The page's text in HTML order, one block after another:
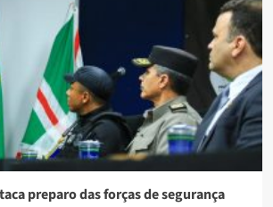
preparo das forças de segurança